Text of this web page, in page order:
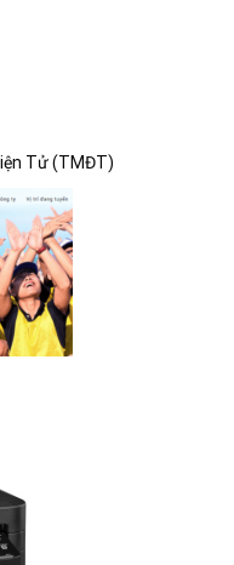
Tử (TMĐT)